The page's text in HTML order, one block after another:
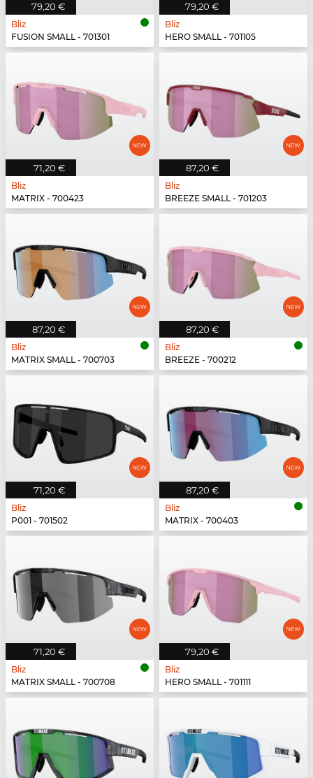
79,20 €
Bliz
FUSION SMALL - 701301
79,20 €
Bliz
HERO SMALL - 701105
71,20 €
Bliz
MATRIX - 700423
87,20 €
Bliz
BREEZE SMALL - 701203
87,20 €
Bliz
MATRIX SMALL - 700703
87,20 €
Bliz
BREEZE - 700212
71,20 €
Bliz
P001 - 701502
87,20 €
Bliz
MATRIX - 700403
71,20 €
Bliz
MATRIX SMALL - 700708
79,20 €
Bliz
HERO SMALL - 701111